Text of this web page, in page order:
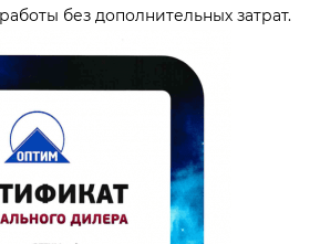
без дополнительных затрат.